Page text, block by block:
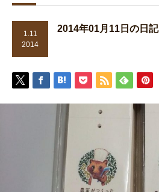
1.11
2014
2014年01月11日の日記